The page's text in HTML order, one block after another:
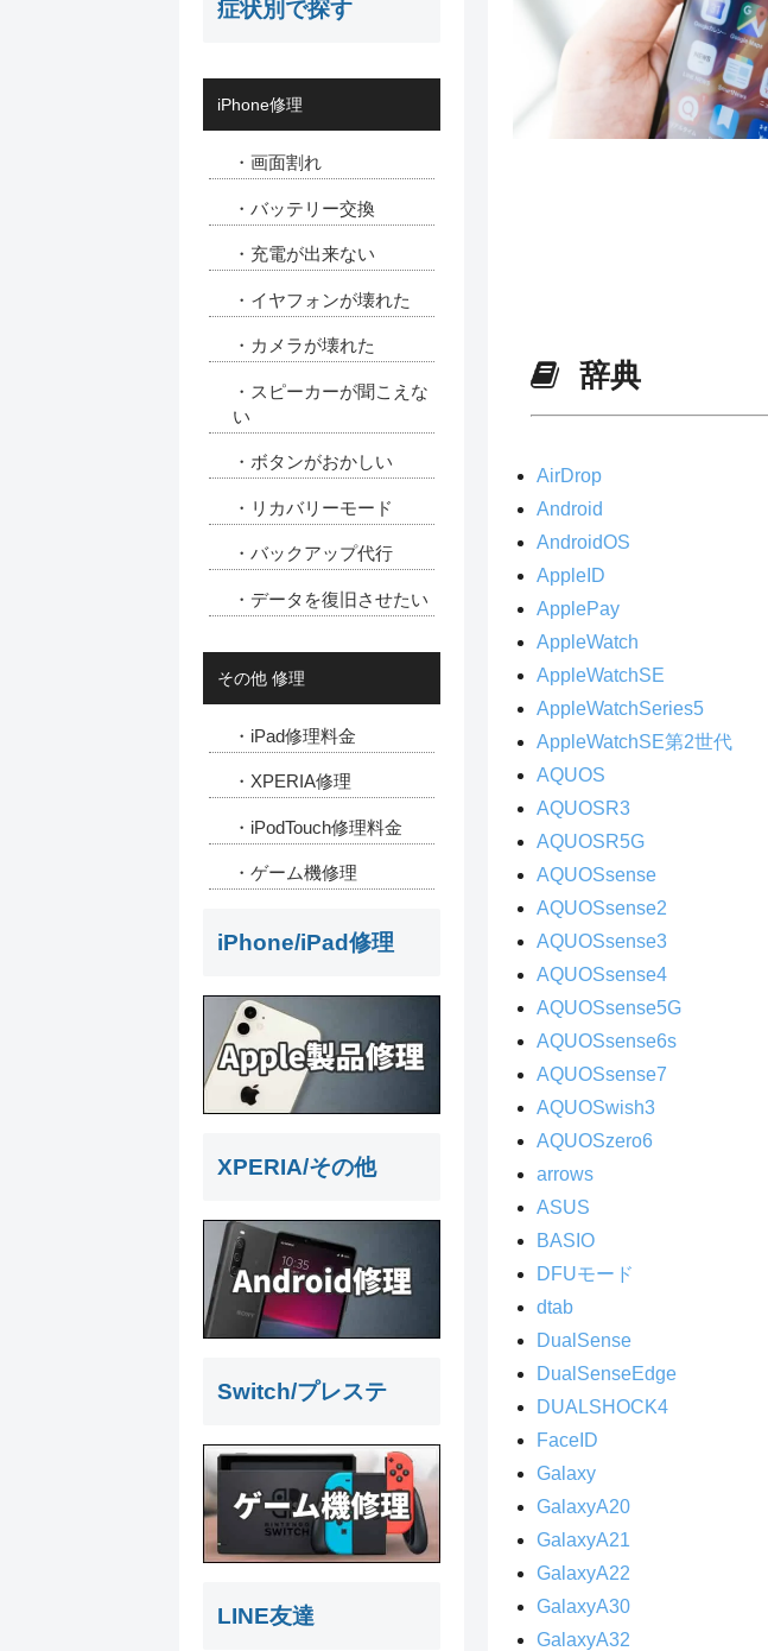
辞典
AirDrop
Android
AndroidOS
AppleID
ApplePay
AppleWatch
AppleWatchSE
AppleWatchSeries5
AppleWatchSE第2世代
AQUOS
AQUOSR3
AQUOSR5G
AQUOSsense
AQUOSsense2
AQUOSsense3
AQUOSsense4
AQUOSsense5G
AQUOSsense6s
AQUOSsense7
AQUOSwish3
AQUOSzero6
arrows
ASUS
BASIO
DFUモード
dtab
DualSense
DualSenseEdge
DUALSHOCK4
FaceID
Galaxy
GalaxyA20
GalaxyA21
GalaxyA22
GalaxyA30
GalaxyA32
症状別で探す
iPhone修理
・画面割れ
・バッテリー交換
・充電が出来ない
・イヤフォンが壊れた
・カメラが壊れた
・スピーカーが聞こえな
い
・ボタンがおかしい
・リカバリーモード
・バックアップ代行
・データを復旧させたい
その他 修理
・iPad修理料金
・XPERIA修理
・iPodTouch修理料金
・ゲーム機修理
iPhone/iPad修理
XPERIA/その他
Switch/プレステ
LINE友達